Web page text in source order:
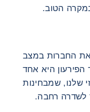
את החברות במצב
היא אחד
שלנו, שמבחינות
לשדרה רחבה.